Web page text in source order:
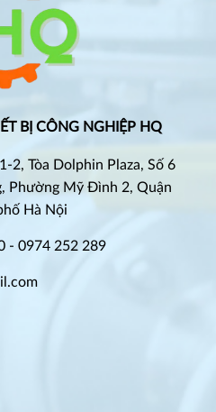
BỊ CÔNG NGHIỆP HQ
2, Tòa Dolphin Plaza, Số 6
Phường Mỹ Đình 2, Quận
Hà Nội
- 0974 252 289